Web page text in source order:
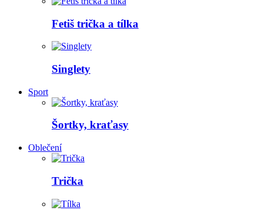
Fetiš trička a tílka
Singlety
Sport
Šortky, kraťasy
Oblečení
Trička